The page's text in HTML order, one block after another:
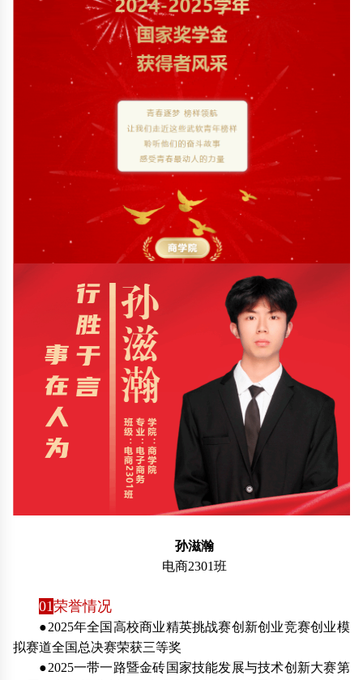
孙滋瀚
电商2301班
01荣誉情况
●2025年全国高校商业精英挑战赛创新创业竞赛创业模
拟赛道全国总决赛荣获三等奖
●2025一带一路暨金砖国家技能发展与技术创新大赛第